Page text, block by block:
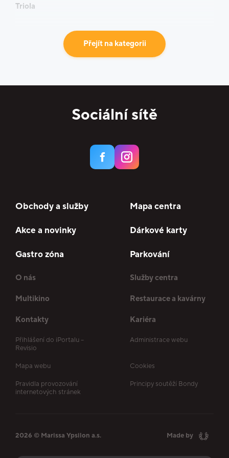
Triola
Přejít na kategorii
Sociální sítě
Obchody a služby Mapa centra
Akce a novinky Dárkové karty
Gastro zóna Parkování
O nás Služby centra
Multikino Restaurace a kavárny
Kontakty Kariéra
Přihlášení do iPortalu –
Revisio
Administrace webu
Mapa webu Cookies
Pravidla provozování
internetových stránek
Principy soutěží Bondy
2026 © Marissa Ypsilon a.s. Made by